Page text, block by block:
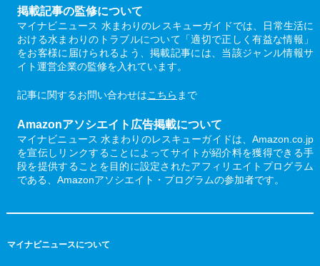
掲載記事の監修について
マイナビニュース 水まわりのレスキューガイドでは、日常生活に
おける水まわりのトラブルについて「適切で正しく有益な情報」
をお客様に届けられるよう、掲載記事には、当該ジャンル情報サ
イト運営企業の監修を入れています。
記事に関するお問い合わせはこちら まで
Amazonアソシエイト広告掲載について
マイナビニュース 水まわりのレスキューガイドは、Amazon.co.jp
を宣伝しリンクすることによってサイトが紹介料を獲得できる手
段を提供することを目的に設定されたアフィリエイトプログラム
である、Amazonアソシエイト・プログラムの参加者です。
マイナビニュースについて